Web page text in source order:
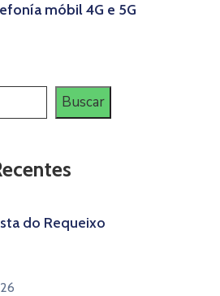
móbil 4G e 5G
Buscar
do Requeixo